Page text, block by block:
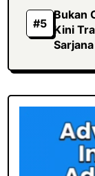
Bukan
Kini